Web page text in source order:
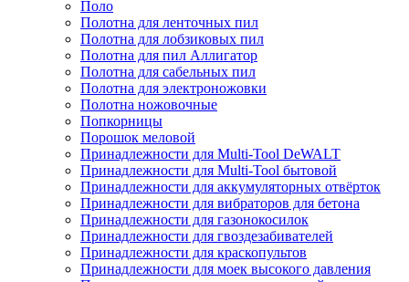
Поло
Полотна для ленточных пил
Полотна для лобзиковых пил
Полотна для пил Аллигатор
Полотна для сабельных пил
Полотна для электроножовки
Полотна ножовочные
Попкорницы
Порошок меловой
Принадлежности для Multi-Tool DeWALT
Принадлежности для Multi-Tool бытовой
Принадлежности для аккумуляторных отвёрток
Принадлежности для вибраторов для бетона
Принадлежности для газонокосилок
Принадлежности для гвоздезабивателей
Принадлежности для краскопультов
Принадлежности для моек высокого давления